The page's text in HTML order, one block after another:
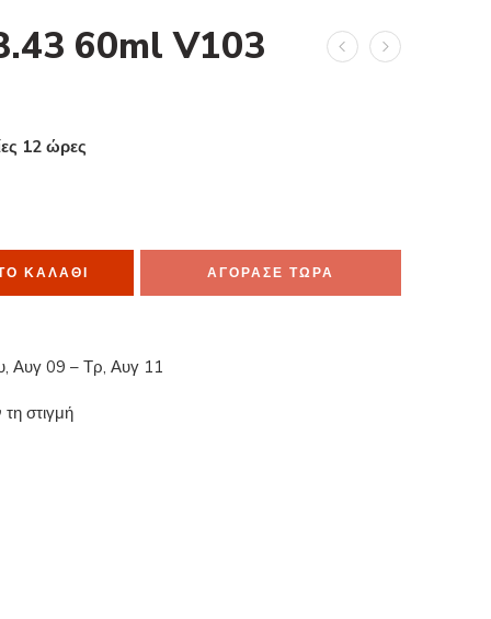
60ml V103
12 ώρες
ΚΑΛΆΘΙ ΑΓΟΡΑΣΕ ΤΩΡΑ
Αυγ 09 – Τρ, Αυγ 11
στιγμή